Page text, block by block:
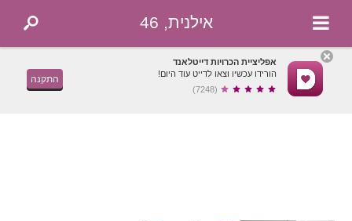
אילנית, 46
אפליציית הכרויות דייטלאנד
הורידו עכשיו וצאו לדייט עוד היום!
(7248)
התקנה